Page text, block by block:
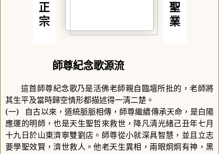
正
宗
聖
業
師尊紀念歌源流
這首師尊紀念歌乃是活佛老師親自臨壇所批的，老師將
其生平及當時歸空情形都描述得一清二楚。
(一)
自古以來，道統脈脈相傳，師尊繼續傳承天命，是白陽
應運的明師，也是天生聖哲來救世，降凡清光緒己丑年七月
十九日於山東濟寧雙劉店。師尊從小就深具智慧，並且立志
要學聖效賢，濟世救人。他老天生異相，兩眼炯炯有神，黑